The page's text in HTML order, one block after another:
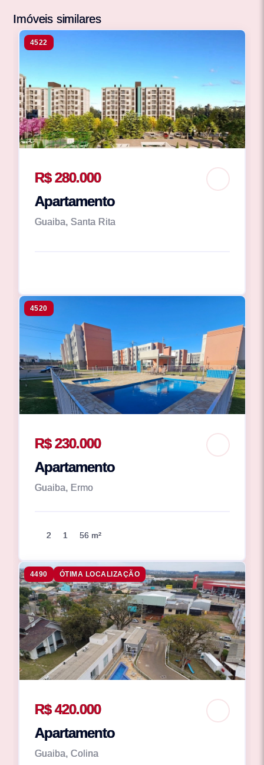
Imóveis similares
4522
R$ 280.000
Apartamento
Guaiba, Santa Rita
4520
R$ 230.000
Apartamento
Guaiba, Ermo
2 1 56 m²
4490 ÓTIMA LOCALIZAÇÃO
R$ 420.000
Apartamento
Guaiba, Colina